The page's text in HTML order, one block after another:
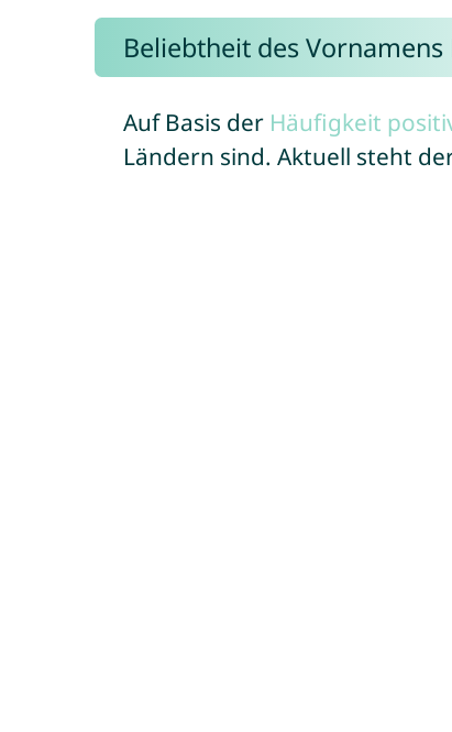
Beliebtheit des Vornamens
Auf Basis der Häufigkeit
Ländern sind. Aktuell steht